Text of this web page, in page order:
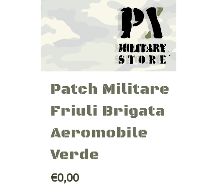
Patch Militare
Friuli Brigata
Aeromobile
Verde
€0,00